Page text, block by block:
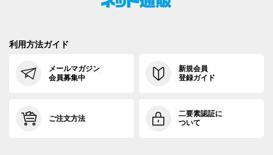
利用方法ガイド
メールマガジン
会員募集中
新規会員
登録ガイド
ご注文方法
二要素認証に
ついて